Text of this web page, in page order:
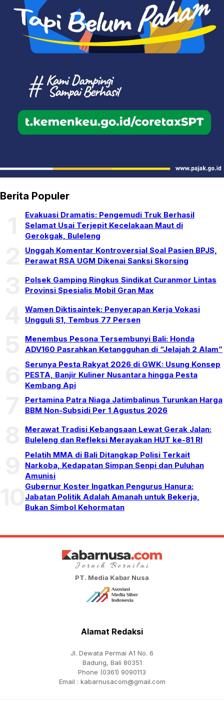
Berita Populer
Evakuasi Dramatis: Pengemudi Truk Berhasil
Selamat Usai Terjepit Kecelakaan Maut di
Gerokgak, Buleleng
Unggah Komentar Kontroversial Soal Pasien BPJS,
Perawat RSA UGM Dikenai Sanksi Skorsing
Polsek Gamping Ringkus Sindikat Curanmor Lintas
Provinsi Spesialis Mobil Gran Max
Wamen Diktisaintek: Penyerapan Kerja Vokasi
Ungguli S1, Tembus 77 Persen
Menembus Pesona Tersembunyi Bali: Honda
ADV160 Pasrahkan Ketangguhan di “Jelajah 2 Alam”
Serunya Pesta Rakyat 2026 di GWK: Usung Konsep
PESTA, Banjir Kuliner Nusantara hingga Pesta
Kembang Api
Pertamina Patra Niaga Jatimbalinus Turunkan Harga
BBM Non-Subsidi Per 1 Agustus 2026
Merawat Tradisi Kebangsaan Lewat Gerak Jalan:
Buleleng dan Refleksi Merayakan HUT ke-81 RI
Pelatih MMA di Bali Ditangkap Polisi Terkait
Narkoba, Kedapatan Simpan Senpi dan Puluhan
Amunisi
Gubernur Koster Ingatkan Pengurus Hanura:
Jabatan Politik Adalah Amanah untuk Bekerja,
Bukan Simbol Kehormatan
PT. Media Kabar Nusa
Alamat Redaksi
Jl. Dewata Permai A1 No. 6
Badung, Bali 80351
Phone (0361) 9090113
Email : kabarnusacom@gmail.com